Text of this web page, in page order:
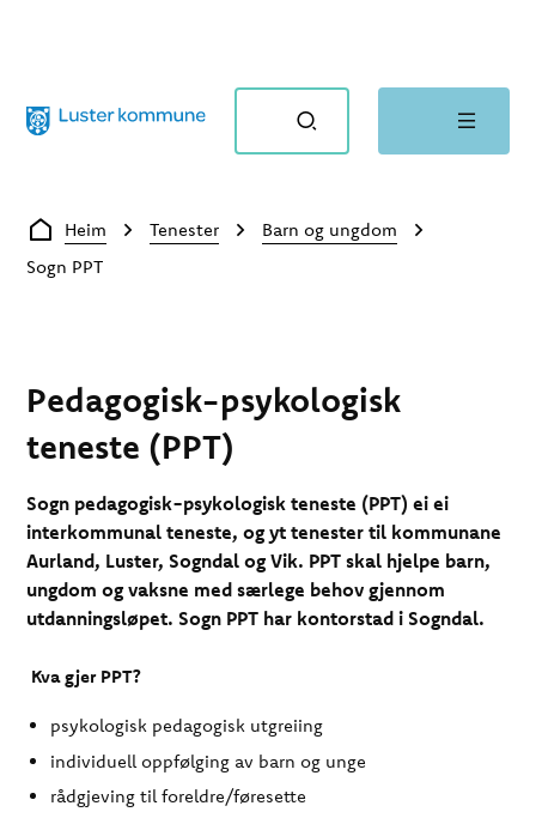
Du er her:
Heim Tenester
Barn og ungdom
Sogn PPT
Pedagogisk-psykologisk
teneste (PPT)
Sogn pedagogisk-psykologisk teneste (PPT) ei ei
interkommunal teneste, og yt tenester til kommunane
Aurland, Luster, Sogndal og Vik. PPT skal hjelpe barn,
ungdom og vaksne med særlege behov gjennom
utdanningsløpet. Sogn PPT har kontorstad i Sogndal.
Kva gjer PPT?
psykologisk pedagogisk utgreiing
individuell oppfølging av barn og unge
rådgjeving til foreldre/føresette